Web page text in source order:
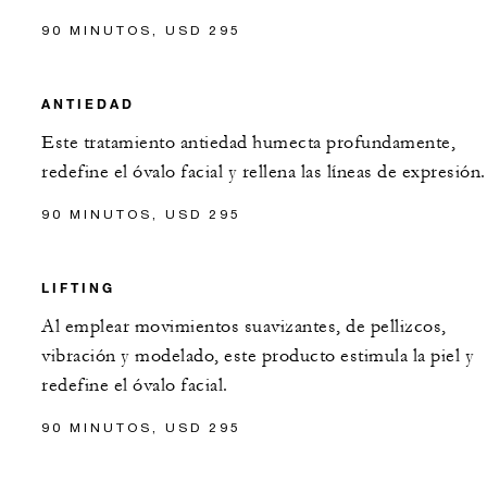
90 MINUTOS, USD 295
ANTIEDAD
Este tratamiento antiedad humecta profundamente,
redefine el óvalo facial y rellena las líneas de expresión.
90 MINUTOS, USD 295
LIFTING
Al emplear movimientos suavizantes, de pellizcos,
vibración y modelado, este producto estimula la piel y
redefine el óvalo facial.
90 MINUTOS, USD 295